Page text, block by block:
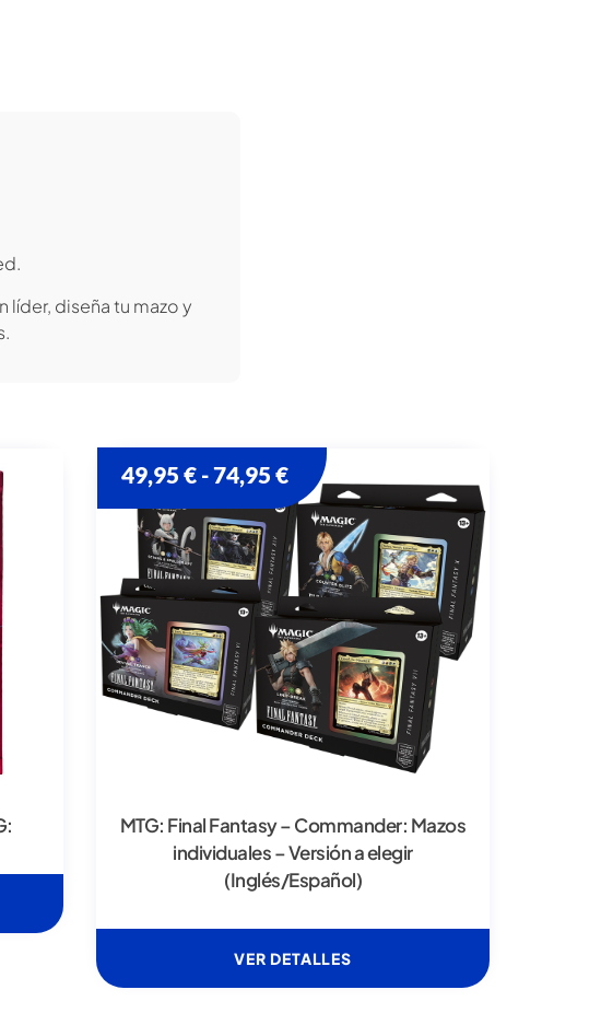
diseña tu mazo y
49,95€ -74,95€
MTG: Final Fantasy – Commander: Mazos
individuales – Versión a elegir
(Inglés/Español)
VER DETALLES